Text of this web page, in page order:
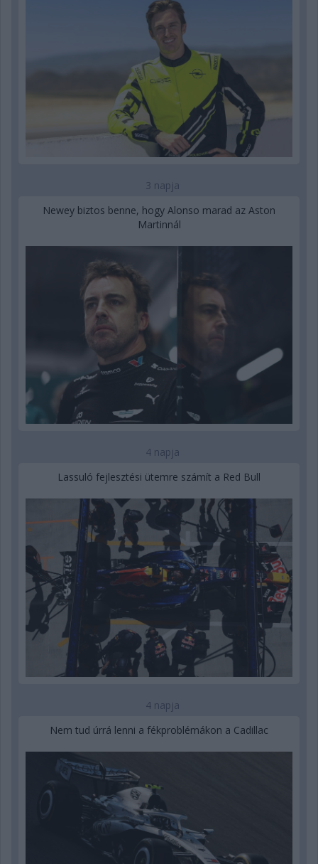
3 napja
Newey biztos benne, hogy Alonso marad az Aston
Martinnál
4 napja
Lassuló fejlesztési ütemre számít a Red Bull
4 napja
Nem tud úrrá lenni a fékproblémákon a Cadillac